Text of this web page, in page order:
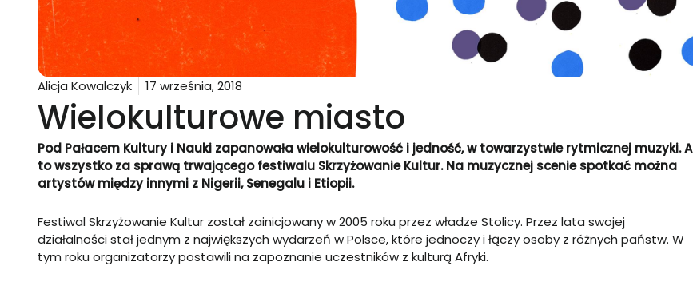
Alicja Kowalczyk 17 września, 2018
Wielokulturowe miasto
Pod Pałacem Kultury i Nauki zapanowała wielokulturowość i jedność, w towarzystwie rytmicznej muzyki. A
to wszystko za sprawą trwającego festiwalu Skrzyżowanie Kultur. Na muzycznej scenie spotkać można
artystów między innymi z Nigerii, Senegalu i Etiopii.
Festiwal Skrzyżowanie Kultur został zainicjowany w 2005 roku przez władze Stolicy. Przez lata swojej
działalności stał jednym z największych wydarzeń w Polsce, które jednoczy i łączy osoby z różnych państw. W
tym roku organizatorzy postawili na zapoznanie uczestników z kulturą Afryki.